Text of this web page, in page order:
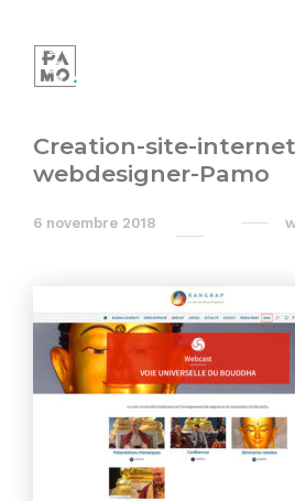
Creation-site-
webdesigner-Pamo
6 novembre 2018